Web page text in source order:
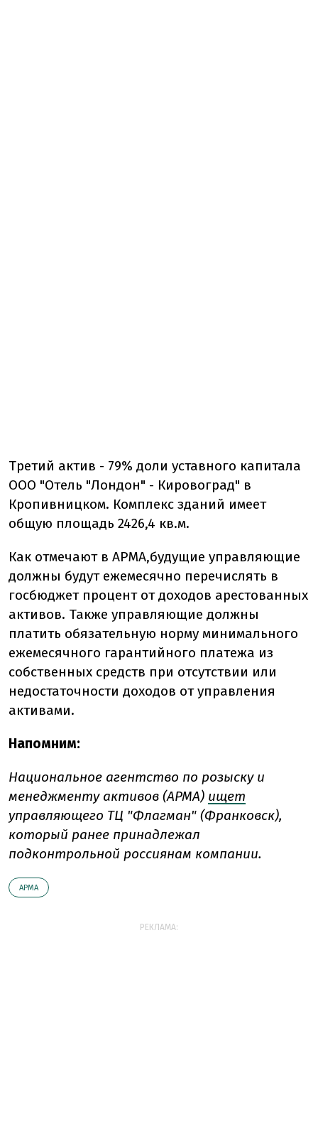
Третий актив - 79% доли уставного капитала
ООО "Отель "Лондон" - Кировоград" в
Кропивницком. Комплекс зданий имеет
общую площадь 2426,4 кв.м.
Как отмечают в АРМА,будущие управляющие
должны будут ежемесячно перечислять в
госбюджет процент от доходов арестованных
активов. Также управляющие должны
платить обязательную норму минимального
ежемесячного гарантийного платежа из
собственных средств при отсутствии или
недостаточности доходов от управления
активами.
Напомним:
Национальное агентство по розыску и
менеджменту активов (АРМА) ищет
управляющего ТЦ "Флагман" (Франковск),
который ранее принадлежал
подконтрольной россиянам компании.
АРМА
РЕКЛАМА: